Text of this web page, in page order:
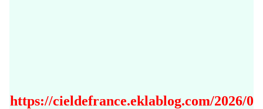
https://cieldefrance.eklablog.com/2026/0